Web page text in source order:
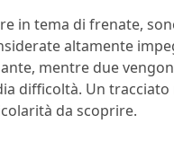
in tema di frenate,
altamente
mentre due
difficoltà. Un tracciato
da scoprire.